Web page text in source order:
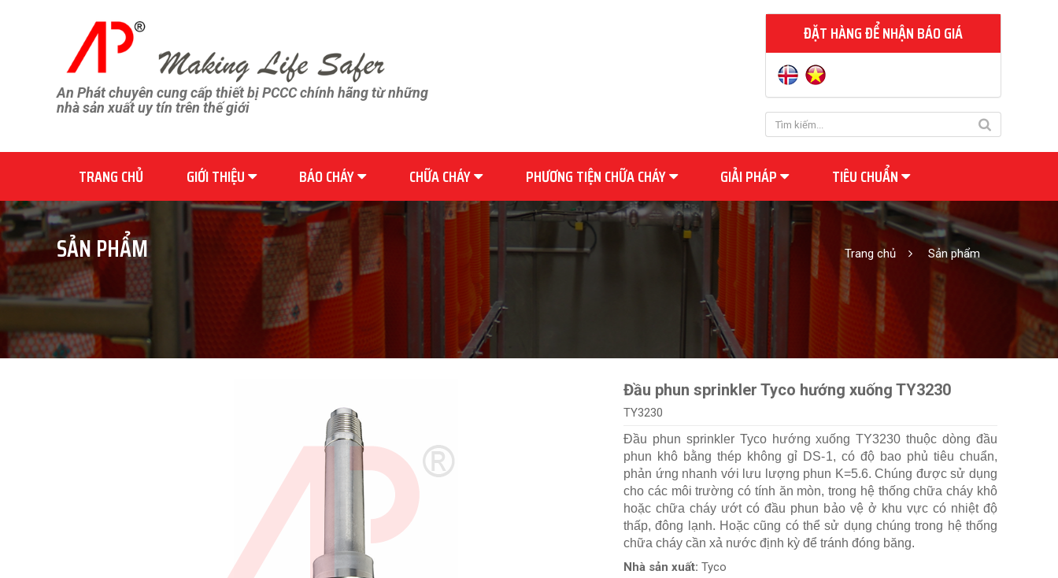
An Phát chuyên cung cấp thiết bị PCCC chính hãng từ những
nhà sản xuất uy tín trên thế giới
ĐẶT HÀNG ĐỂ NHẬN BÁO GIÁ
TRANG CHỦ GIỚI THIỆU BÁO CHÁY CHỮA CHÁY PHƯƠNG TIỆN CHỮA CHÁY GIẢI PHÁP TIÊU CHUẨN
SẢN PHẨM Trang chủ Sản phẩm
Đầu phun sprinkler Tyco hướng xuống TY3230
TY3230
Đầu phun sprinkler Tyco hướng xuống TY3230 thuộc dòng đầu
phun khô bằng thép không gỉ DS-1, có độ bao phủ tiêu chuẩn,
phản ứng nhanh với lưu lượng phun K=5.6. Chúng được sử dụng
cho các môi trường có tính ăn mòn, trong hệ thống chữa cháy khô
hoặc chữa cháy ướt có đầu phun bảo vệ ở khu vực có nhiệt độ
thấp, đông lạnh. Hoặc cũng có thể sử dụng chúng trong hệ thống
chữa cháy cần xả nước định kỳ để tránh đóng băng.
Nhà sản xuất: Tyco